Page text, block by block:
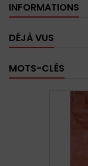
INFORMATIONS
DÉJÀ VUS
MOTS-CLÉS